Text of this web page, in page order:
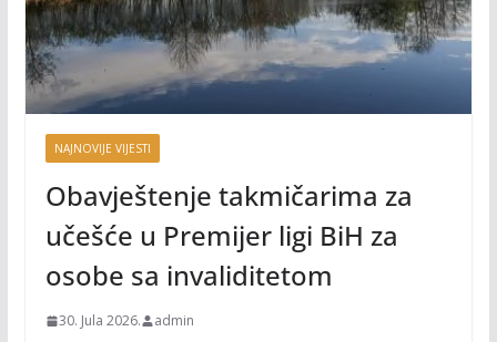
NAJNOVIJE VIJESTI
Obavještenje takmičarima za
učešće u Premijer ligi BiH za
osobe sa invaliditetom
30. Jula 2026. admin